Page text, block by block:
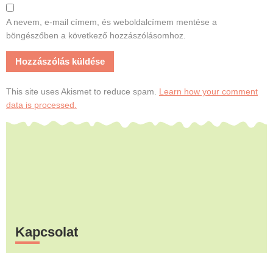
A nevem, e-mail címem, és weboldalcímem mentése a
böngészőben a következő hozzászólásomhoz.
This site uses Akismet to reduce spam. Learn how your comment
data is processed.
Kapcsolat